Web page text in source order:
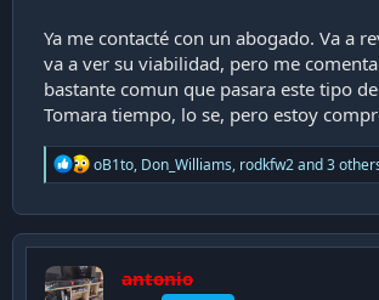
Ya me contacté con un abogado. Va a
va a ver su viabilidad, pero me
bastante comun que pasara este tipo
Tomara tiempo, lo se, pero estoy
R
e
c
t
o
oB1to, Don_Williams, rodkfw2and 3
antonio